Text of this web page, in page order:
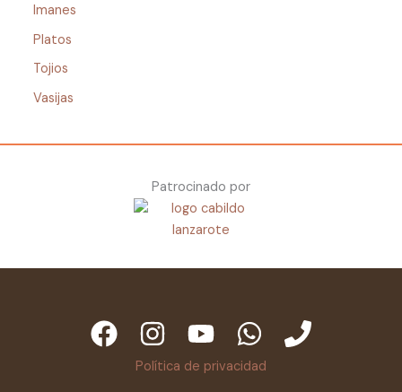
Imanes
Platos
Tojios
Vasijas
Patrocinado por
Política de privacidad